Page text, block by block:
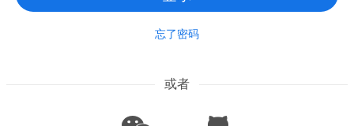
忘了密码
或者